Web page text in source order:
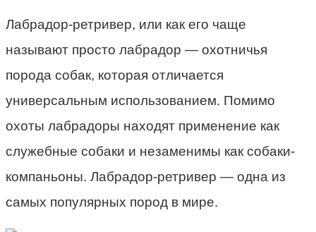
Лабрадор-ретривер, или как его чаще
называют просто лабрадор — охотничья
порода собак, которая отличается
универсальным использованием. Помимо
охоты лабрадоры находят применение как
служебные собаки и незаменимы как собаки-
компаньоны. Лабрадор-ретривер — одна из
самых популярных пород в мире.